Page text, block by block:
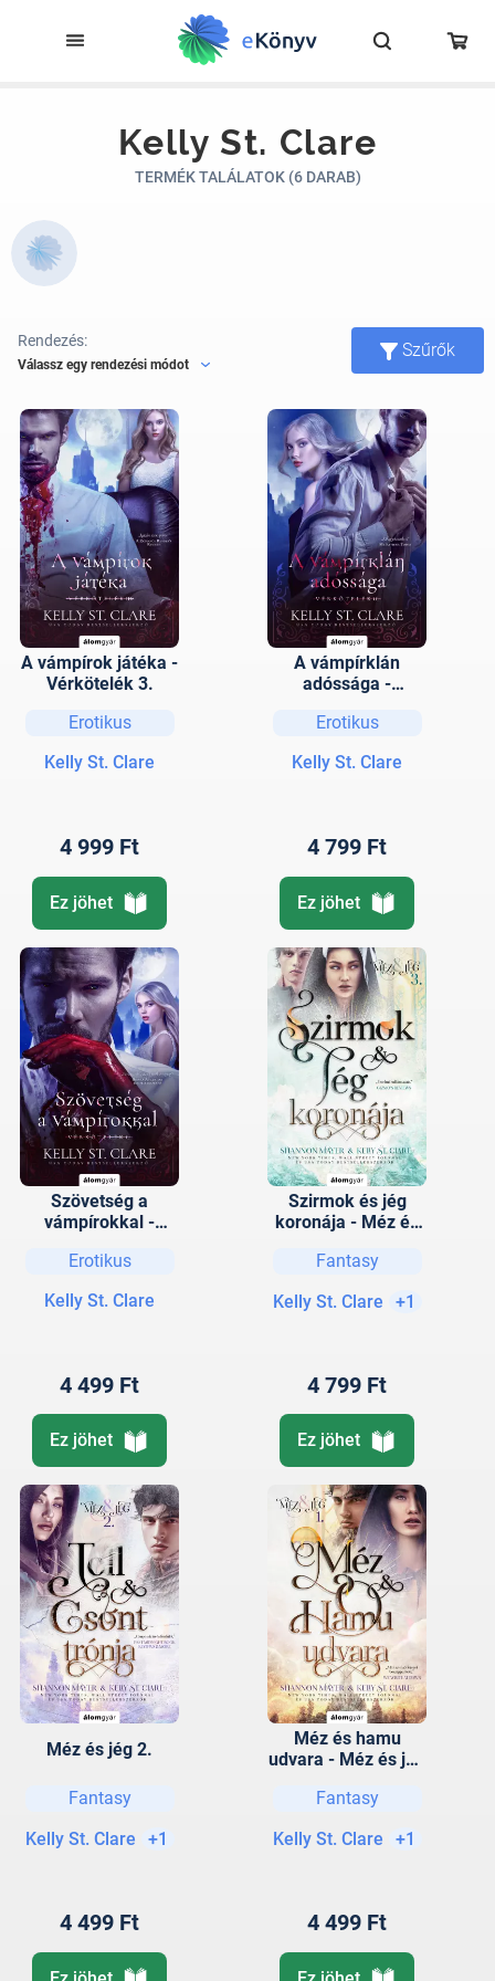
Kelly St. Clare
TERMÉK TALÁLATOK (6 DARAB)
Rendezés:
Válassz egy rendezési módot
Szűrők
A vámpírok játéka -
Vérkötelék 3.
Erotikus
Kelly St. Clare
4 999 Ft
Ez jöhet
A vámpírklán
adóssága -
Erotikus
Kelly St. Clare
4 799 Ft
Ez jöhet
Szövetség a
vámpírokkal -
Erotikus
Kelly St. Clare
4 499 Ft
Ez jöhet
Szirmok és jég
koronája - Méz és
Fantasy
Kelly St. Clare
+1
4 799 Ft
Ez jöhet
Méz és jég 2.
Fantasy
Kelly St. Clare
+1
4 499 Ft
Méz és hamu
udvara - Méz és jég
Fantasy
Kelly St. Clare
+1
4 499 Ft